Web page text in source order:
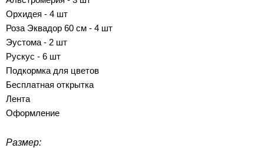
Орхидея - 4 шт
Роза Эквадор 60 см - 4 шт
Эустома - 2 шт
Рускус - 6 шт
Подкормка для цветов
Бесплатная открытка
Лента
Оформление
Размер: